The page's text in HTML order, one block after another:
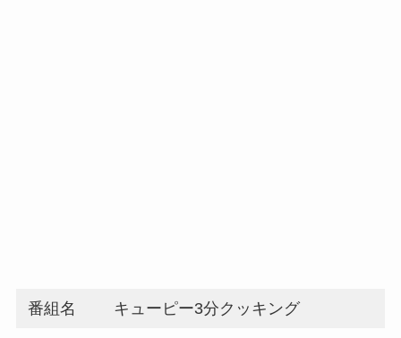
番組名 キューピー3分クッキング